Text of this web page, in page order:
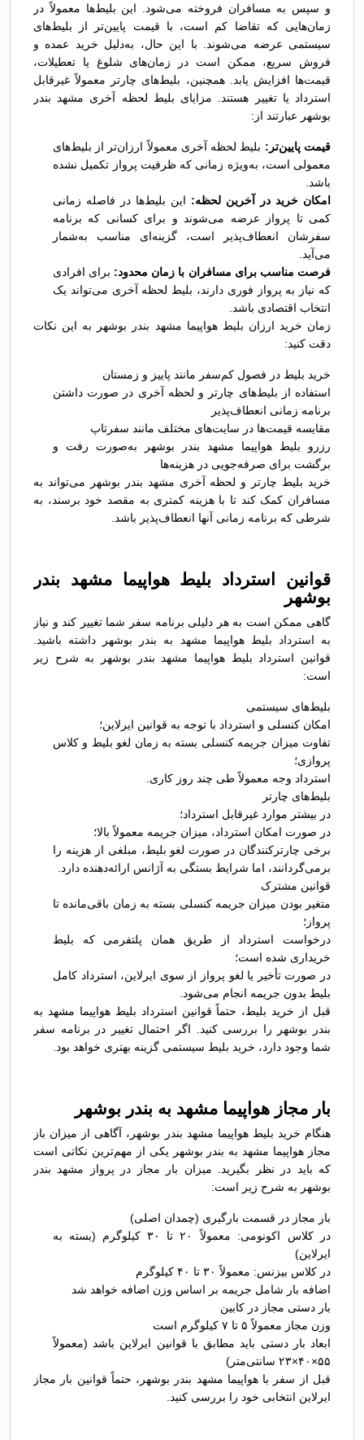
و سپس به مسافران فروخته می‌شود. این بلیط‌ها معمولاً در
زمان‌هایی که تقاضا کم است، با قیمت پایین‌تر از بلیط‌های
سیستمی عرضه می‌شوند. با این حال، به‌دلیل خرید عمده و
فروش سریع، ممکن است در زمان‌های شلوغ یا تعطیلات،
قیمت‌ها افزایش یابد. همچنین، بلیط‌های چارتر معمولاً غیرقابل
استرداد یا تغییر هستند. مزایای بلیط لحظه آخری مشهد بندر
بوشهر عبارتند از:
قیمت پایین‌تر: بلیط لحظه آخری معمولاً ارزان‌تر از بلیط‌های
معمولی است، به‌ویژه زمانی که ظرفیت پرواز تکمیل نشده
باشد.
امکان خرید در آخرین لحظه: این بلیط‌ها در فاصله زمانی
کمی تا پرواز عرضه می‌شوند و برای کسانی که برنامه
سفرشان انعطاف‌پذیر است، گزینه‌ای مناسب به‌شمار
می‌آید.
فرصت مناسب برای مسافران با زمان محدود: برای افرادی
که نیاز به پرواز فوری دارند، بلیط لحظه آخری می‌تواند یک
انتخاب اقتصادی باشد.
زمان خرید ارزان بلیط هواپیما مشهد بندر بوشهر به این نکات
دقت کنید:
خرید بلیط در فصول کم‌سفر مانند پاییز و زمستان
استفاده از بلیط‌های چارتر و لحظه آخری در صورت داشتن
برنامه زمانی انعطاف‌پذیر
مقایسه قیمت‌ها در سایت‌های مختلف مانند سفرتاپ
رزرو بلیط هواپیما مشهد بندر بوشهر به‌صورت رفت و
برگشت برای صرفه‌جویی در هزینه‌ها
خرید بلیط چارتر و لحظه آخری مشهد بندر بوشهر می‌تواند به
مسافران کمک کند تا با هزینه کمتری به مقصد خود برسند، به
شرطی که برنامه زمانی آنها انعطاف‌پذیر باشد.
قوانین استرداد بلیط هواپیما مشهد بندر
بوشهر
گاهی ممکن است به هر دلیلی برنامه سفر شما تغییر کند و نیاز
به استرداد بلیط هواپیما مشهد به بندر بوشهر داشته باشید.
قوانین استرداد بلیط هواپیما مشهد بندر بوشهر به شرح زیر
است:
بلیط‌های سیستمی
امکان کنسلی و استرداد با توجه به قوانین ایرلاین؛
تفاوت میزان جریمه کنسلی بسته به زمان لغو بلیط و کلاس
پروازی؛
استرداد وجه معمولاً طی چند روز کاری.
بلیط‌های چارتر
در بیشتر موارد غیرقابل استرداد؛
در صورت امکان استرداد، میزان جریمه معمولاً بالا؛
برخی چارترکنندگان در صورت لغو بلیط، مبلغی از هزینه را
برمی‌گردانند، اما شرایط بستگی به آژانس ارائه‌دهنده دارد.
قوانین مشترک
متغیر بودن میزان جریمه کنسلی بسته به زمان باقی‌مانده تا
پرواز؛
درخواست استرداد از طریق همان پلتفرمی که بلیط
خریداری شده است؛
در صورت تأخیر یا لغو پرواز از سوی ایرلاین، استرداد کامل
بلیط بدون جریمه انجام می‌شود.
قبل از خرید بلیط، حتماً قوانین استرداد بلیط هواپیما مشهد به
بندر بوشهر را بررسی کنید. اگر احتمال تغییر در برنامه سفر
شما وجود دارد، خرید بلیط سیستمی گزینه بهتری خواهد بود.
بار مجاز هواپیما مشهد به بندر بوشهر
هنگام خرید بلیط هواپیما مشهد بندر بوشهر، آگاهی از میزان باز
مجاز هواپیما مشهد به بندر بوشهر یکی از مهم‌ترین نکاتی است
که باید در نظر بگیرید. میزان بار مجاز در پرواز مشهد بندر
بوشهر به شرح زیر است:
بار مجاز در قسمت بارگیری (چمدان اصلی)
در کلاس اکونومی: معمولاً ۲۰ تا ۳۰ کیلوگرم (بسته به
ایرلاین)
در کلاس بیزنس: معمولاً ۳۰ تا ۴۰ کیلوگرم
اضافه بار شامل جریمه بر اساس وزن اضافه خواهد شد
بار دستی مجاز در کابین
وزن مجاز معمولاً ۵ تا ۷ کیلوگرم است
ابعاد بار دستی باید مطابق با قوانین ایرلاین باشد (معمولاً
۵۵×۴۰×۲۳ سانتی‌متر)
قبل از سفر با هواپیما مشهد بندر بوشهر، حتماً قوانین بار مجاز
ایرلاین انتخابی خود را بررسی کنید.